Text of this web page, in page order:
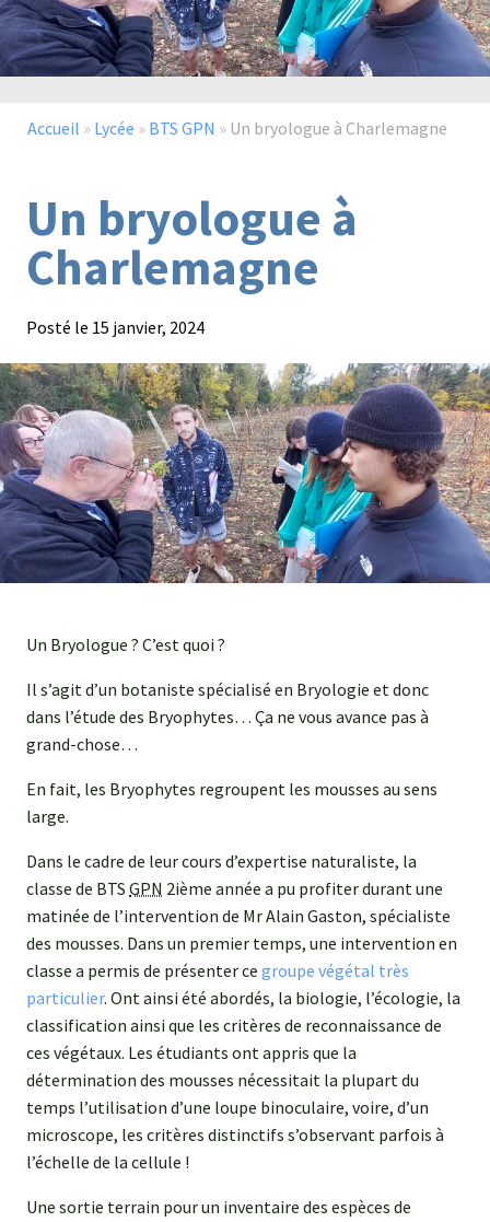
Commerce
Cheval
Trouver
sa
voie
Accueil » Lycée » BTS GPN » Un bryologue à Charlemagne
Un bryologue à
Charlemagne
Posté le 15 janvier, 2024
Un Bryologue ? C’est quoi ?
Il s’agit d’un botaniste spécialisé en Bryologie et donc
dans l’étude des Bryophytes… Ça ne vous avance pas à
grand-chose…
En fait, les Bryophytes regroupent les mousses au sens
large.
Dans le cadre de leur cours d’expertise naturaliste, la
classe de BTS GPN 2ième année a pu profiter durant une
matinée de l’intervention de Mr Alain Gaston, spécialiste
des mousses. Dans un premier temps, une intervention en
classe a permis de présenter ce groupe végétal très
particulier. Ont ainsi été abordés, la biologie, l’écologie, la
classification ainsi que les critères de reconnaissance de
ces végétaux. Les étudiants ont appris que la
détermination des mousses nécessitait la plupart du
temps l’utilisation d’une loupe binoculaire, voire, d’un
microscope, les critères distinctifs s’observant parfois à
l’échelle de la cellule !
Une sortie terrain pour un inventaire des espèces de